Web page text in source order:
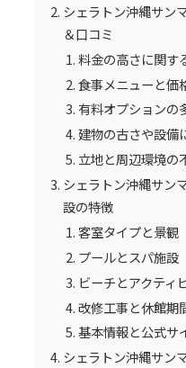
シェラトン沖縄サン
＆口コミ
料金の高さに関す
食事メニューと価
有料オプションの
建物の古さや設備
立地と周辺環境の
シェラトン沖縄サン
設の特徴
客室タイプと景観
プールとスパ施設
ビーチとアクティ
改修工事と休館期
基本情報と公式サ
シェラトン沖縄サン